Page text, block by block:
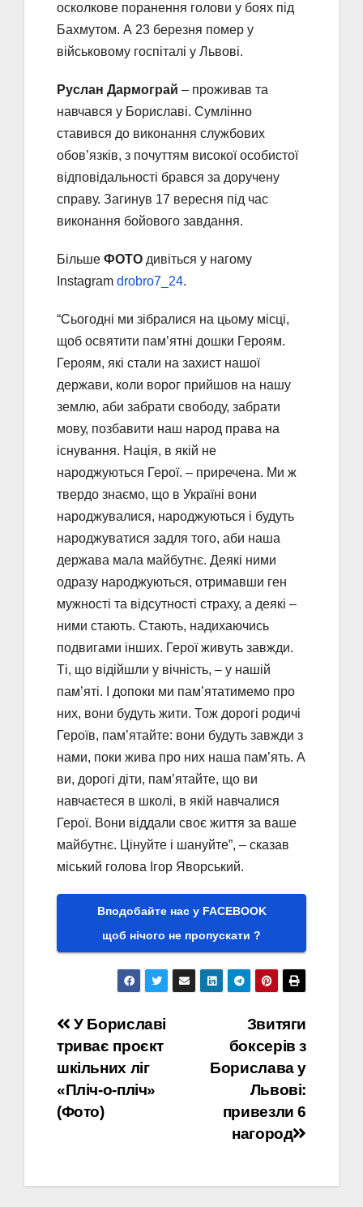
осколкове поранення голови у боях під
Бахмутом. А 23 березня помер у
військовому госпіталі у Львові.
Руслан Дармограй – проживав та
навчався у Бориславі. Сумлінно
ставився до виконання службових
обов’язків, з почуттям високої особистої
відповідальності брався за доручену
справу. Загинув 17 вересня під час
виконання бойового завдання.
Більше ФОТО дивіться у нагому
Instagram drobro7_24.
“Сьогодні ми зібралися на цьому місці,
щоб освятити пам’ятні дошки Героям.
Героям, які стали на захист нашої
держави, коли ворог прийшов на нашу
землю, аби забрати свободу, забрати
мову, позбавити наш народ права на
існування. Нація, в якій не
народжуються Герої. – приречена. Ми ж
твердо знаємо, що в Україні вони
народжувалися, народжуються і будуть
народжуватися задля того, аби наша
держава мала майбутнє. Деякі ними
одразу народжуються, отримавши ген
мужності та відсутності страху, а деякі –
ними стають. Стають, надихаючись
подвигами інших. Герої живуть завжди.
Ті, що відійшли у вічність, – у нашій
пам’яті. І допоки ми пам’ятатимемо про
них, вони будуть жити. Тож дорогі родичі
Героїв, пам’ятайте: вони будуть завжди з
нами, поки жива про них наша пам’ять. А
ви, дорогі діти, пам’ятайте, що ви
навчаєтеся в школі, в якій навчалися
Герої. Вони віддали своє життя за ваше
майбутнє. Цінуйте і шануйте”, – сказав
міський голова Ігор Яворський.
Вподобайте нас у FACEBOOK
щоб нічого не пропускати ?
Навігація
записів
Звитяги
боксерів з
Борислава у
Львові:
привезли 6
нагород
У Бориславі
триває проєкт
шкільних ліг
«Пліч-о-пліч»
(Фото)